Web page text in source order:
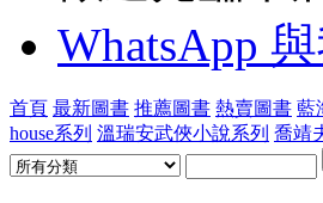
WhatsApp
首頁 最新圖書 推薦圖書 熱賣圖書 藍
house系列 溫瑞安武俠小說系列 喬靖